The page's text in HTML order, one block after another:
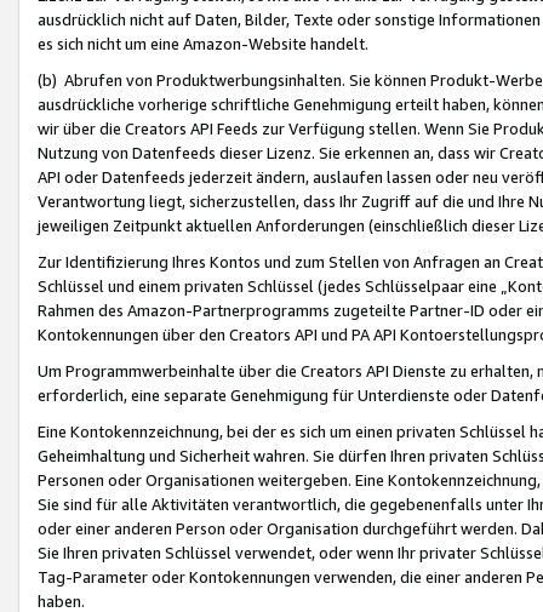
ausdrücklich nicht auf Daten, Bilder, Texte oder sonstige
es sich nicht um eine Amazon-Website handelt.
(b) Abrufen von Produktwerbungsinhalten. Sie können Produkt-
ausdrückliche vorherige schriftliche Genehmigung erteilt haben,
wir über die Creators API Feeds zur Verfügung stellen. Wenn Sie
Nutzung von Datenfeeds dieser Lizenz. Sie erkennen an, dass wir
API oder Datenfeeds jederzeit ändern, auslaufen lassen oder neu
Verantwortung liegt, sicherzustellen, dass Ihr Zugriff auf die und Ihre
jeweiligen Zeitpunkt aktuellen Anforderungen (einschließlich dieser
Zur Identifizierung Ihres Kontos und zum Stellen von Anfragen an
Schlüssel und einem privaten Schlüssel (jedes Schlüsselpaar eine
Rahmen des Amazon-Partnerprogramms zugeteilte Partner-ID oder
Kontokennungen über den Creators API und PA API
Um Programmwerbeinhalte über die Creators API Dienste zu
erforderlich, eine separate Genehmigung für Unterdienste oder
Eine Kontokennzeichnung, bei der es sich um einen privaten
Geheimhaltung und Sicherheit wahren. Sie dürfen Ihren privaten
Personen oder Organisationen weitergeben. Eine
Sie sind für alle Aktivitäten verantwortlich, die gegebenenfalls unter
oder einer anderen Person oder Organisation durchgeführt werden.
Sie Ihren privaten Schlüssel verwendet, oder wenn Ihr privater
Tag-Parameter oder Kontokennungen verwenden, die einer anderen
haben.